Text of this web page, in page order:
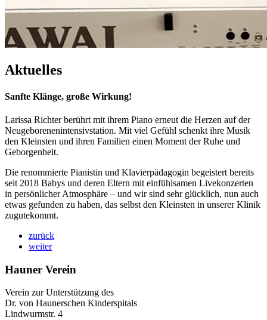
Aktuelles
Sanfte Klänge, große Wirkung!
Larissa Richter berührt mit ihrem Piano erneut die Herzen auf der
Neugeborenenintensivstation. Mit viel Gefühl schenkt ihre Musik
den Kleinsten und ihren Familien einen Moment der Ruhe und
Geborgenheit.
Die renommierte Pianistin und Klavierpädagogin begeistert bereits
seit 2018 Babys und deren Eltern mit einfühlsamen Livekonzerten
in persönlicher Atmosphäre – und wir sind sehr glücklich, nun auch
etwas gefunden zu haben, das selbst den Kleinsten in unserer Klinik
zugutekommt.
zurück
weiter
Hauner Verein
Verein zur Unterstützung des
Dr. von Haunerschen Kinderspitals
Lindwurmstr. 4